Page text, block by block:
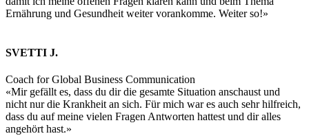
Ernährung und Gesundheit weiter vorankomme. Weiter so!»
SVETTI J.
Coach for Global Business Communication
«Mir gefällt es, dass du dir die gesamte Situation anschaust und
nicht nur die Krankheit an sich. Für mich war es auch sehr hilfreich,
dass du auf meine vielen Fragen Antworten hattest und dir alles
angehört hast.»